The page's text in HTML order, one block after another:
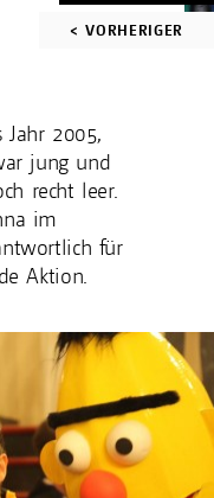
< VORHERIGER
Jahr 2005,
jung und
recht leer.
im
für
Aktion.